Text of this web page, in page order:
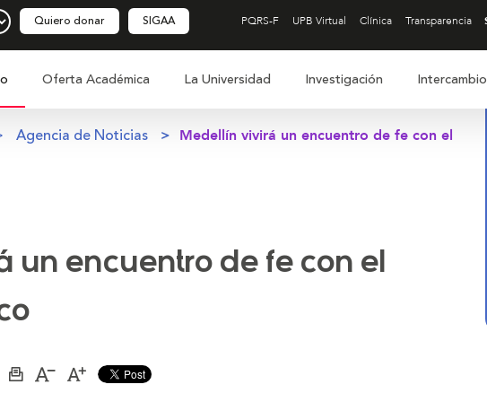
Quiero donar SIGAA PQRS-F UPB Virtual Clínica Transparencia
Oferta Académica La Universidad Investigación Intercambio
Agencia de Noticias
Medellín vivirá un encuentro de fe con el
un encuentro de fe con el
ImprimirAumentarDisminuir